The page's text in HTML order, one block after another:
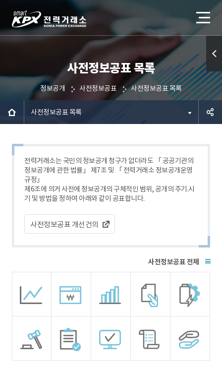
사전정보공표 목록
정보공개 사전정보공표 사전정보공표 목록
사전정보공표 목록
전력거래소는 국민의 정보공개 청구가 없더라도 「 공공기관의
정보공개에 관한 법률」 제7조 및 「 전력거래소 정보공개운영
규정」
제6조에 의거 사전에 정보공개의 구체적인 범위, 공개의 주기.시
기 및 방법을 정하여 아래와 같이 공표합니다.
사전정보공표 개선건의
전체
퀵메
뉴 열
기